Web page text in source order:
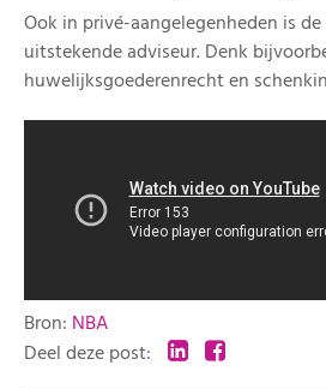
Ook in privé-aangelegenheden is
uitstekende adviseur. Denk
huwelijksgoederenrecht en
Bron: NBA
Deel deze post: